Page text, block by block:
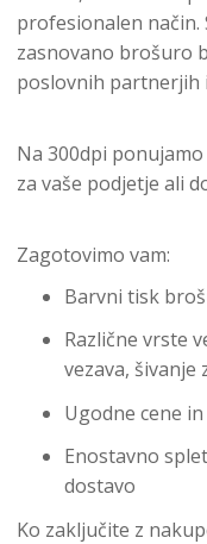
profesionalen
zasnovano brošuro
poslovnih partnerjih
Na 300dpi
za vaše podjetje ali
Zagotovimo vam:
Barvni tisk
Različne vrste
vezava, šivanje
Ugodne cene
Enostavno
dostavo
Ko zaključite z